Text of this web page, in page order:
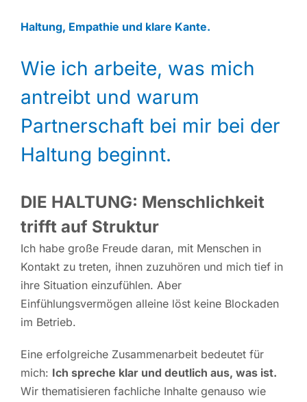
Haltung, Empathie und klare Kante.
Wie ich arbeite, was mich
antreibt und warum
Partnerschaft bei mir bei der
Haltung beginnt.
DIE HALTUNG: Menschlichkeit
trifft auf Struktur
Ich habe große Freude daran, mit Menschen in
Kontakt zu treten, ihnen zuzuhören und mich tief in
ihre Situation einzufühlen. Aber
Einfühlungsvermögen alleine löst keine Blockaden
im Betrieb.
Eine erfolgreiche Zusammenarbeit bedeutet für
mich: Ich spreche klar und deutlich aus, was ist.
Wir thematisieren fachliche Inhalte genauso wie